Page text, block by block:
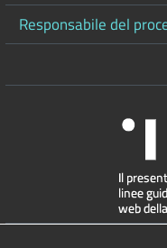
Responsabile del